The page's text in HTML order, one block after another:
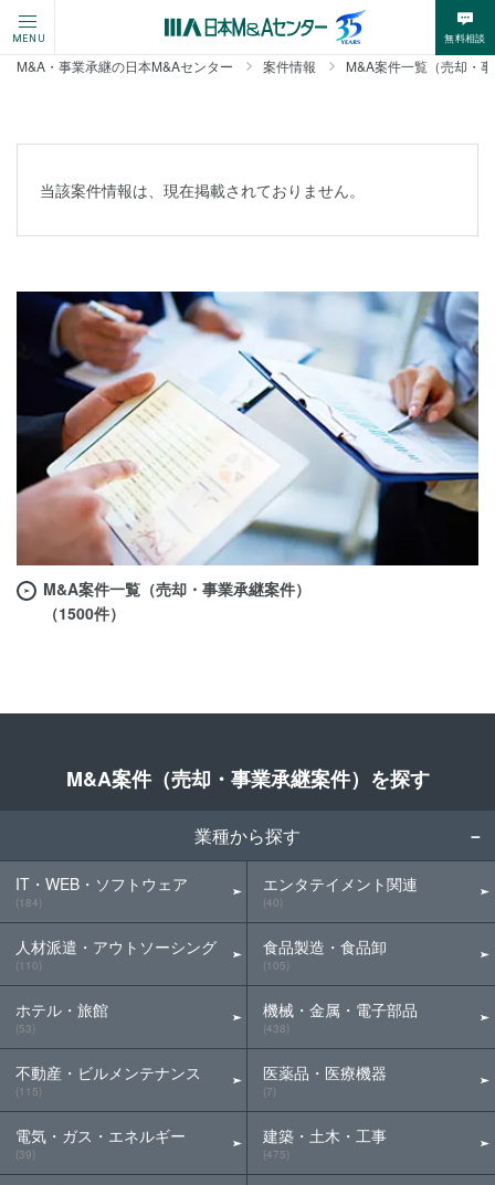
MENU 無料相談
M&A・事業承継の日本M&Aセンター 案件情報 M&A案件一覧（売却・
当該案件情報は、現在掲載されておりません。
M&A案件一覧（売却・事業承継案件）
（1500件）
M&A案件（売却・事業承継案件）を探す
業種から探す
IT・WEB・ソフトウェア
(184)
人材派遣・アウトソーシング
(110)
ホテル・旅館
(53)
不動産・ビルメンテナンス
(115)
電気・ガス・エネルギー
(39)
エンタテイメント関連
(40)
食品製造・食品卸
(105)
機械・金属・電子部品
(438)
医薬品・医療機器
(7)
建築・土木・工事
(475)